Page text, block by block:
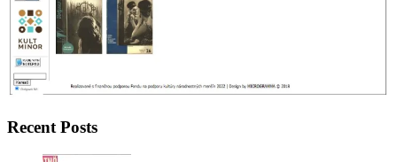
Recent Posts